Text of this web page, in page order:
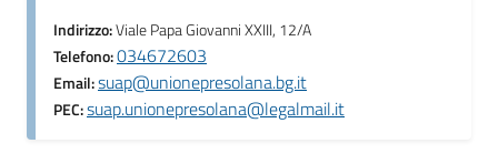
Indirizzo:Viale Papa Giovanni XXIII, 12/A
Telefono:034672603
Email:suap@unionepresolana.bg.it
PEC:suap.unionepresolana@legalmail.it